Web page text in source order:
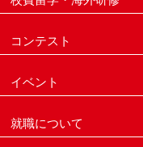
コンテスト
イベント
就職について